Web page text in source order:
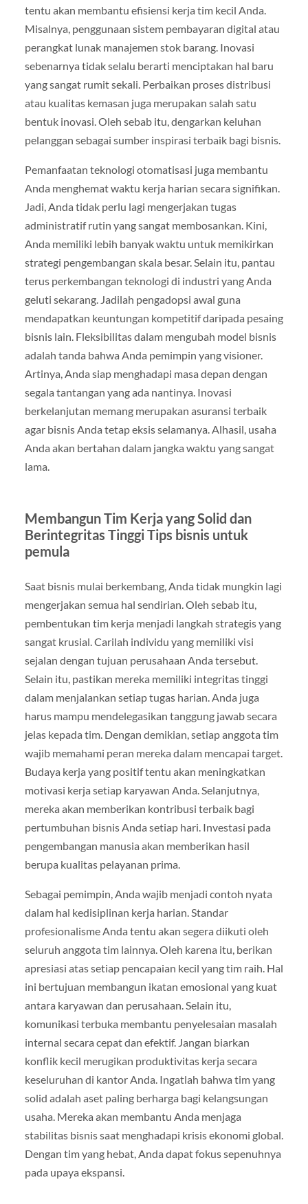
tentu akan membantu efisiensi kerja tim kecil Anda.
Misalnya, penggunaan sistem pembayaran digital atau
perangkat lunak manajemen stok barang. Inovasi
sebenarnya tidak selalu berarti menciptakan hal baru
yang sangat rumit sekali. Perbaikan proses distribusi
atau kualitas kemasan juga merupakan salah satu
bentuk inovasi. Oleh sebab itu, dengarkan keluhan
pelanggan sebagai sumber inspirasi terbaik bagi bisnis.
Pemanfaatan teknologi otomatisasi juga membantu
Anda menghemat waktu kerja harian secara signifikan.
Jadi, Anda tidak perlu lagi mengerjakan tugas
administratif rutin yang sangat membosankan. Kini,
Anda memiliki lebih banyak waktu untuk memikirkan
strategi pengembangan skala besar. Selain itu, pantau
terus perkembangan teknologi di industri yang Anda
geluti sekarang. Jadilah pengadopsi awal guna
mendapatkan keuntungan kompetitif daripada pesaing
bisnis lain. Fleksibilitas dalam mengubah model bisnis
adalah tanda bahwa Anda pemimpin yang visioner.
Artinya, Anda siap menghadapi masa depan dengan
segala tantangan yang ada nantinya. Inovasi
berkelanjutan memang merupakan asuransi terbaik
agar bisnis Anda tetap eksis selamanya. Alhasil, usaha
Anda akan bertahan dalam jangka waktu yang sangat
lama.
Membangun Tim Kerja yang Solid dan
Berintegritas Tinggi Tips bisnis untuk
pemula
Saat bisnis mulai berkembang, Anda tidak mungkin lagi
mengerjakan semua hal sendirian. Oleh sebab itu,
pembentukan tim kerja menjadi langkah strategis yang
sangat krusial. Carilah individu yang memiliki visi
sejalan dengan tujuan perusahaan Anda tersebut.
Selain itu, pastikan mereka memiliki integritas tinggi
dalam menjalankan setiap tugas harian. Anda juga
harus mampu mendelegasikan tanggung jawab secara
jelas kepada tim. Dengan demikian, setiap anggota tim
wajib memahami peran mereka dalam mencapai target.
Budaya kerja yang positif tentu akan meningkatkan
motivasi kerja setiap karyawan Anda. Selanjutnya,
mereka akan memberikan kontribusi terbaik bagi
pertumbuhan bisnis Anda setiap hari. Investasi pada
pengembangan manusia akan memberikan hasil
berupa kualitas pelayanan prima.
Sebagai pemimpin, Anda wajib menjadi contoh nyata
dalam hal kedisiplinan kerja harian. Standar
profesionalisme Anda tentu akan segera diikuti oleh
seluruh anggota tim lainnya. Oleh karena itu, berikan
apresiasi atas setiap pencapaian kecil yang tim raih. Hal
ini bertujuan membangun ikatan emosional yang kuat
antara karyawan dan perusahaan. Selain itu,
komunikasi terbuka membantu penyelesaian masalah
internal secara cepat dan efektif. Jangan biarkan
konflik kecil merugikan produktivitas kerja secara
keseluruhan di kantor Anda. Ingatlah bahwa tim yang
solid adalah aset paling berharga bagi kelangsungan
usaha. Mereka akan membantu Anda menjaga
stabilitas bisnis saat menghadapi krisis ekonomi global.
Dengan tim yang hebat, Anda dapat fokus sepenuhnya
pada upaya ekspansi.